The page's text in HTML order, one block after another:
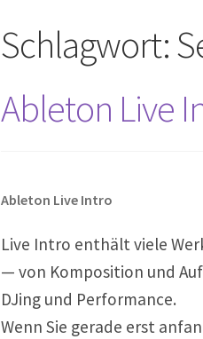
Schlagwort:
Ableton Live
Ableton Live Intro
Live Intro enthält viele
— von Komposition und
DJing und Performance.
Wenn Sie gerade erst